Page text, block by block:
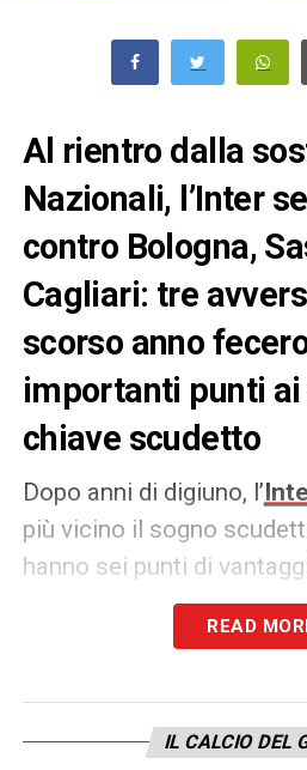
Al rientro dalla
Nazionali, l’Inter
contro Bologna,
Cagliari: tre
scorso anno
importanti punti
chiave scudetto
Dopo anni di digiuno, l’
più vicino il sogno
hanno sei punti di
insegue, ma hanno anche
quella non giocata contro
partite ancora da
READ
IL CALCIO DEL